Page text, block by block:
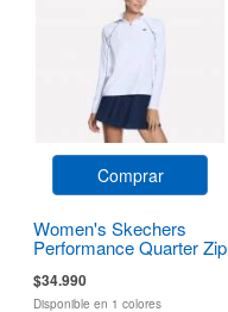
Comprar
Women's Skechers
Performance Quarter Zip
$34.990
Disponible en 1 colores